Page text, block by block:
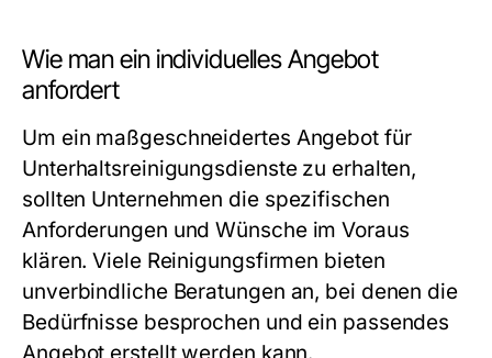
Wie man ein individuelles Angebot
anfordert
Um ein maßgeschneidertes Angebot für
Unterhaltsreinigungsdienste zu erhalten,
sollten Unternehmen die spezifischen
Anforderungen und Wünsche im Voraus
klären. Viele Reinigungsfirmen bieten
unverbindliche Beratungen an, bei denen die
Bedürfnisse besprochen und ein passendes